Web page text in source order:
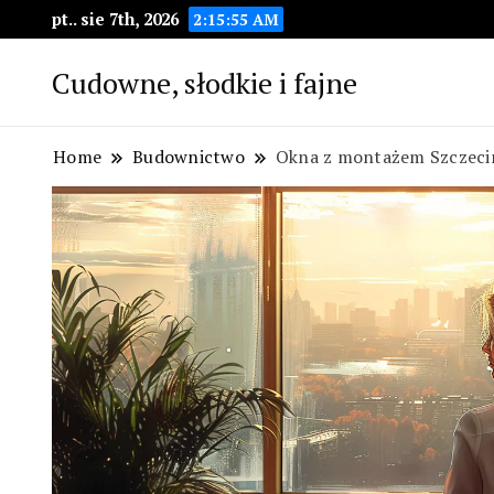
pt.. sie 7th, 2026 2:15:56 AM
Cudowne, słodkie i fajne
Home Budownictwo Okna z montażem